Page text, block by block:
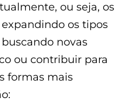
ou seja, os
os tipos
novas
ou contribuir para
formas mais